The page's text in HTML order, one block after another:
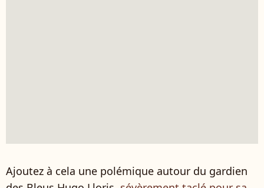
Ajoutez à cela une polémique autour du gardien